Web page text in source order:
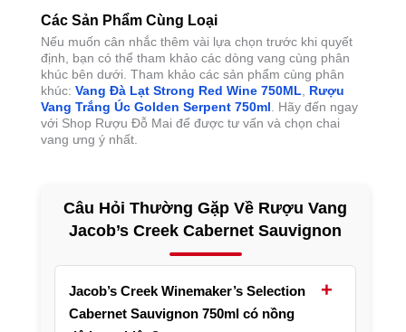
Các Sản Phẩm Cùng Loại
Nếu muốn cân nhắc thêm vài lựa chọn trước khi quyết
định, bạn có thể tham khảo các dòng vang cùng phân
khúc bên dưới. Tham khảo các sản phẩm cùng phân
khúc: Vang Đà Lạt Strong Red Wine 750ML
Rượu
Vang Trắng Úc Golden Serpent 750ml . Hãy đến ngay
với Shop Rượu Đỗ Mai để được tư vấn và chọn chai
vang ưng ý nhất.
Câu Hỏi Thường Gặp Về Rượu Vang
Jacob’s Creek Cabernet Sauvignon
Jacob’s Creek Winemaker’s Selection
Cabernet Sauvignon 750ml có nồng
+